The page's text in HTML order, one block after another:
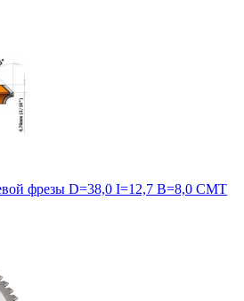
фрезы D=38,0 I=12,7 B=8,0 CMT